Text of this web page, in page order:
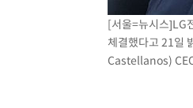
[속보]'압수수색·성접대
'최고 37도' 폭염 지속…
[속보]뉴욕증시 상승
[서울=뉴시스]LG
체결했다고 21일
Castellanos)